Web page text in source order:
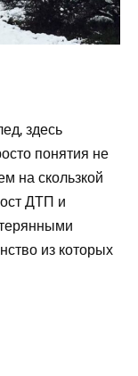
здесь
понятия не
на скользкой
ДТП и
из которых